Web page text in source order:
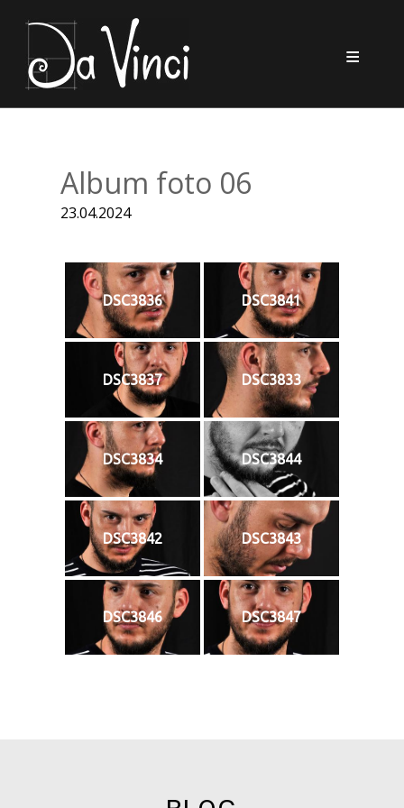
Album foto 06
23.04.2024
DSC3836 DSC3841
DSC3837 DSC3833
DSC3834 DSC3844
DSC3842 DSC3843
DSC3846 DSC3847